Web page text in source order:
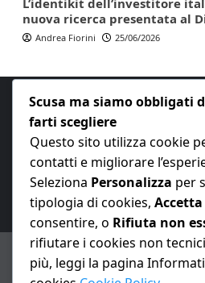
L’identikit dell’investitore
nuova ricerca presentata al
Andrea Fiorini 25/06/2026
E-mail:
ANNO XXIII – Testata
487 del 20/9/2002 – Dir.
Scusa ma siamo obbligati
farti scegliere
Questo sito utilizza cookie
contatti e migliorare
Seleziona Personalizza per
tipologia di cookies,
consentire, o Rifiuta non
rifiutare i cookies non
più, leggi la pagina